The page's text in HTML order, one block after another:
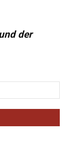
der